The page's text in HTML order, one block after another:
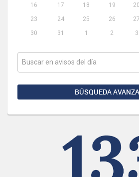
16
17 18 19 20
23
24 25 26 27
30
31 1 2 3
BÚSQUEDA